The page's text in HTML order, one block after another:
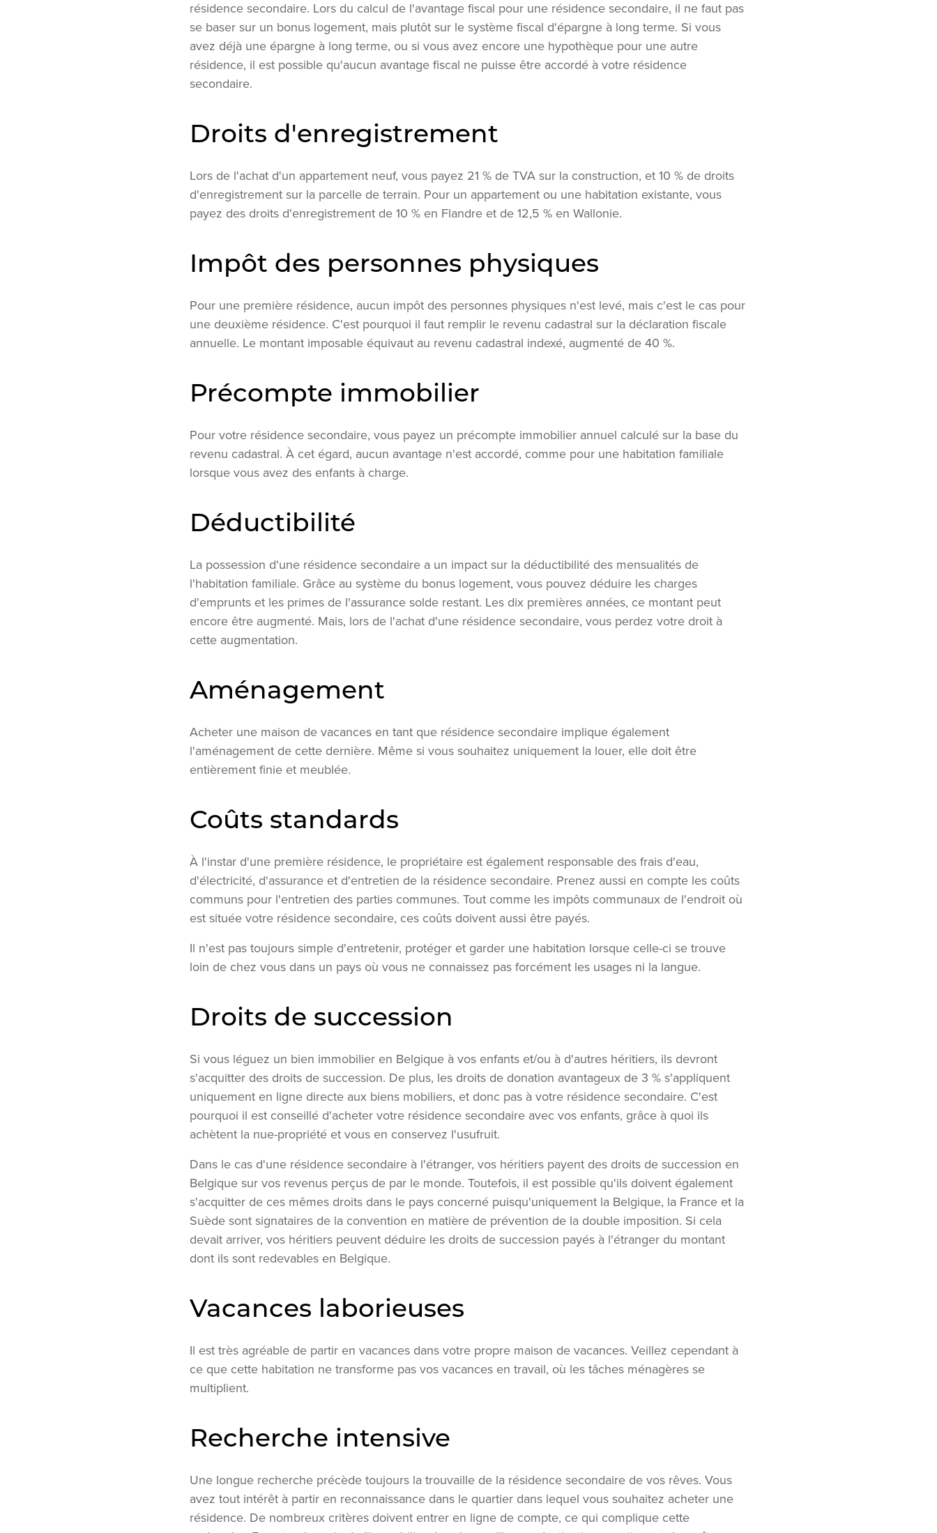
résidence secondaire. Lors du calcul de l'avantage fiscal pour une résidence secondaire, il ne faut pas
se baser sur un bonus logement, mais plutôt sur le système fiscal d'épargne à long terme. Si vous
avez déjà une épargne à long terme, ou si vous avez encore une hypothèque pour une autre
résidence, il est possible qu'aucun avantage fiscal ne puisse être accordé à votre résidence
secondaire.
Droits d'enregistrement
Lors de l'achat d'un appartement neuf, vous payez 21 % de TVA sur la construction, et 10 % de droits
d'enregistrement sur la parcelle de terrain. Pour un appartement ou une habitation existante, vous
payez des droits d'enregistrement de 10 % en Flandre et de 12,5 % en Wallonie.
Impôt des personnes physiques
Pour une première résidence, aucun impôt des personnes physiques n'est levé, mais c'est le cas pour
une deuxième résidence. C'est pourquoi il faut remplir le revenu cadastral sur la déclaration fiscale
annuelle. Le montant imposable équivaut au revenu cadastral indexé, augmenté de 40 %.
Précompte immobilier
Pour votre résidence secondaire, vous payez un précompte immobilier annuel calculé sur la base du
revenu cadastral. À cet égard, aucun avantage n'est accordé, comme pour une habitation familiale
lorsque vous avez des enfants à charge.
Déductibilité
La possession d'une résidence secondaire a un impact sur la déductibilité des mensualités de
l'habitation familiale. Grâce au système du bonus logement, vous pouvez déduire les charges
d'emprunts et les primes de l'assurance solde restant. Les dix premières années, ce montant peut
encore être augmenté. Mais, lors de l'achat d'une résidence secondaire, vous perdez votre droit à
cette augmentation.
Aménagement
Acheter une maison de vacances en tant que résidence secondaire implique également
l'aménagement de cette dernière. Même si vous souhaitez uniquement la louer, elle doit être
entièrement finie et meublée.
Coûts standards
À l'instar d'une première résidence, le propriétaire est également responsable des frais d'eau,
d'électricité, d'assurance et d'entretien de la résidence secondaire. Prenez aussi en compte les coûts
communs pour l'entretien des parties communes. Tout comme les impôts communaux de l'endroit où
est située votre résidence secondaire, ces coûts doivent aussi être payés.
Il n'est pas toujours simple d'entretenir, protéger et garder une habitation lorsque celle-ci se trouve
loin de chez vous dans un pays où vous ne connaissez pas forcément les usages ni la langue.
Droits de succession
Si vous léguez un bien immobilier en Belgique à vos enfants et/ou à d'autres héritiers, ils devront
s'acquitter des droits de succession. De plus, les droits de donation avantageux de 3 % s'appliquent
uniquement en ligne directe aux biens mobiliers, et donc pas à votre résidence secondaire. C'est
pourquoi il est conseillé d'acheter votre résidence secondaire avec vos enfants, grâce à quoi ils
achètent la nue-propriété et vous en conservez l'usufruit.
Dans le cas d'une résidence secondaire à l'étranger, vos héritiers payent des droits de succession en
Belgique sur vos revenus perçus de par le monde. Toutefois, il est possible qu'ils doivent également
s'acquitter de ces mêmes droits dans le pays concerné puisqu'uniquement la Belgique, la France et la
Suède sont signataires de la convention en matière de prévention de la double imposition. Si cela
devait arriver, vos héritiers peuvent déduire les droits de succession payés à l'étranger du montant
dont ils sont redevables en Belgique.
Vacances laborieuses
Il est très agréable de partir en vacances dans votre propre maison de vacances. Veillez cependant à
ce que cette habitation ne transforme pas vos vacances en travail, où les tâches ménagères se
multiplient.
Recherche intensive
Une longue recherche précède toujours la trouvaille de la résidence secondaire de vos rêves. Vous
avez tout intérêt à partir en reconnaissance dans le quartier dans lequel vous souhaitez acheter une
résidence. De nombreux critères doivent entrer en ligne de compte, ce qui complique cette